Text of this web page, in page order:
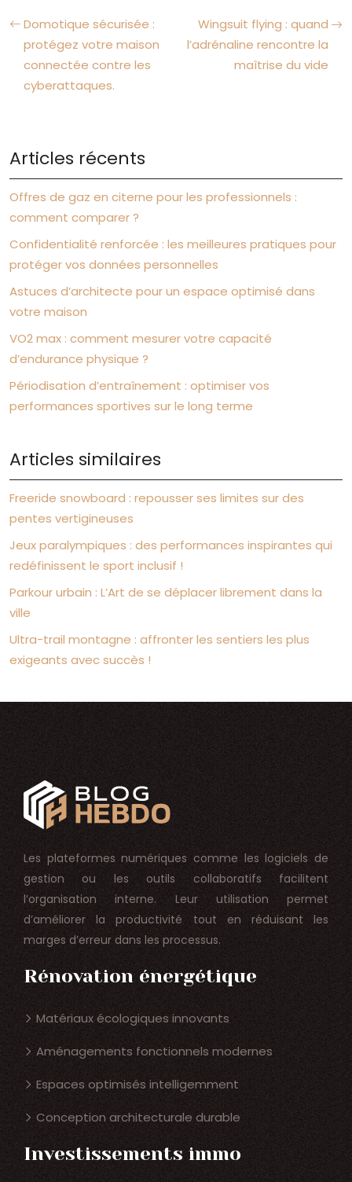
Domotique sécurisée :
protégez votre maison
connectée contre les
cyberattaques.
Wingsuit flying : quand
l’adrénaline rencontre la
maîtrise du vide
Articles récents
Offres de gaz en citerne pour les professionnels :
comment comparer ?
Confidentialité renforcée : les meilleures pratiques pour
protéger vos données personnelles
Astuces d’architecte pour un espace optimisé dans
votre maison
VO2 max : comment mesurer votre capacité
d’endurance physique ?
Périodisation d’entraînement : optimiser vos
performances sportives sur le long terme
Articles similaires
Freeride snowboard : repousser ses limites sur des
pentes vertigineuses
Jeux paralympiques : des performances inspirantes qui
redéfinissent le sport inclusif !
Parkour urbain : L’Art de se déplacer librement dans la
ville
Ultra-trail montagne : affronter les sentiers les plus
exigeants avec succès !
Les plateformes numériques comme les logiciels de
gestion ou les outils collaboratifs facilitent
l’organisation interne. Leur utilisation permet
d’améliorer la productivité tout en réduisant les
marges d’erreur dans les processus.
Rénovation énergétique
Matériaux écologiques innovants
Aménagements fonctionnels modernes
Espaces optimisés intelligemment
Conception architecturale durable
Investissements immo